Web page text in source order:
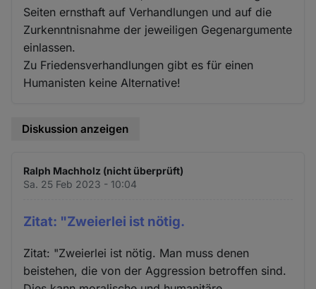
Seiten ernsthaft auf Verhandlungen und auf die
Zurkenntnisnahme der jeweiligen Gegenargumente
einlassen.
Zu Friedensverhandlungen gibt es für einen
Humanisten keine Alternative!
Diskussion anzeigen
Ralph Machholz (nicht überprüft)
Sa. 25 Feb 2023 - 10:04
Zitat: "Zweierlei ist nötig.
Zitat: "Zweierlei ist nötig. Man muss denen
beistehen, die von der Aggression betroffen sind.